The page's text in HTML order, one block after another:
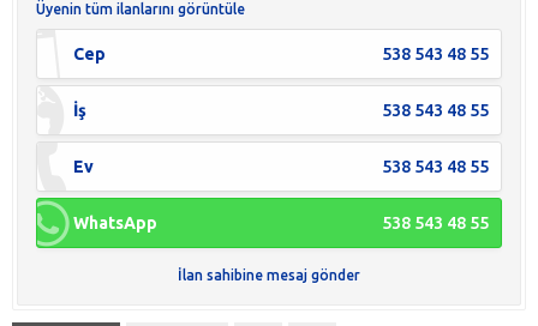
Üyenin tüm ilanlarını görüntüle
Cep 538 543 48 55
İş 538 543 48 55
Ev 538 543 48 55
WhatsApp 538 543 48 55
İlan sahibine mesaj gönder